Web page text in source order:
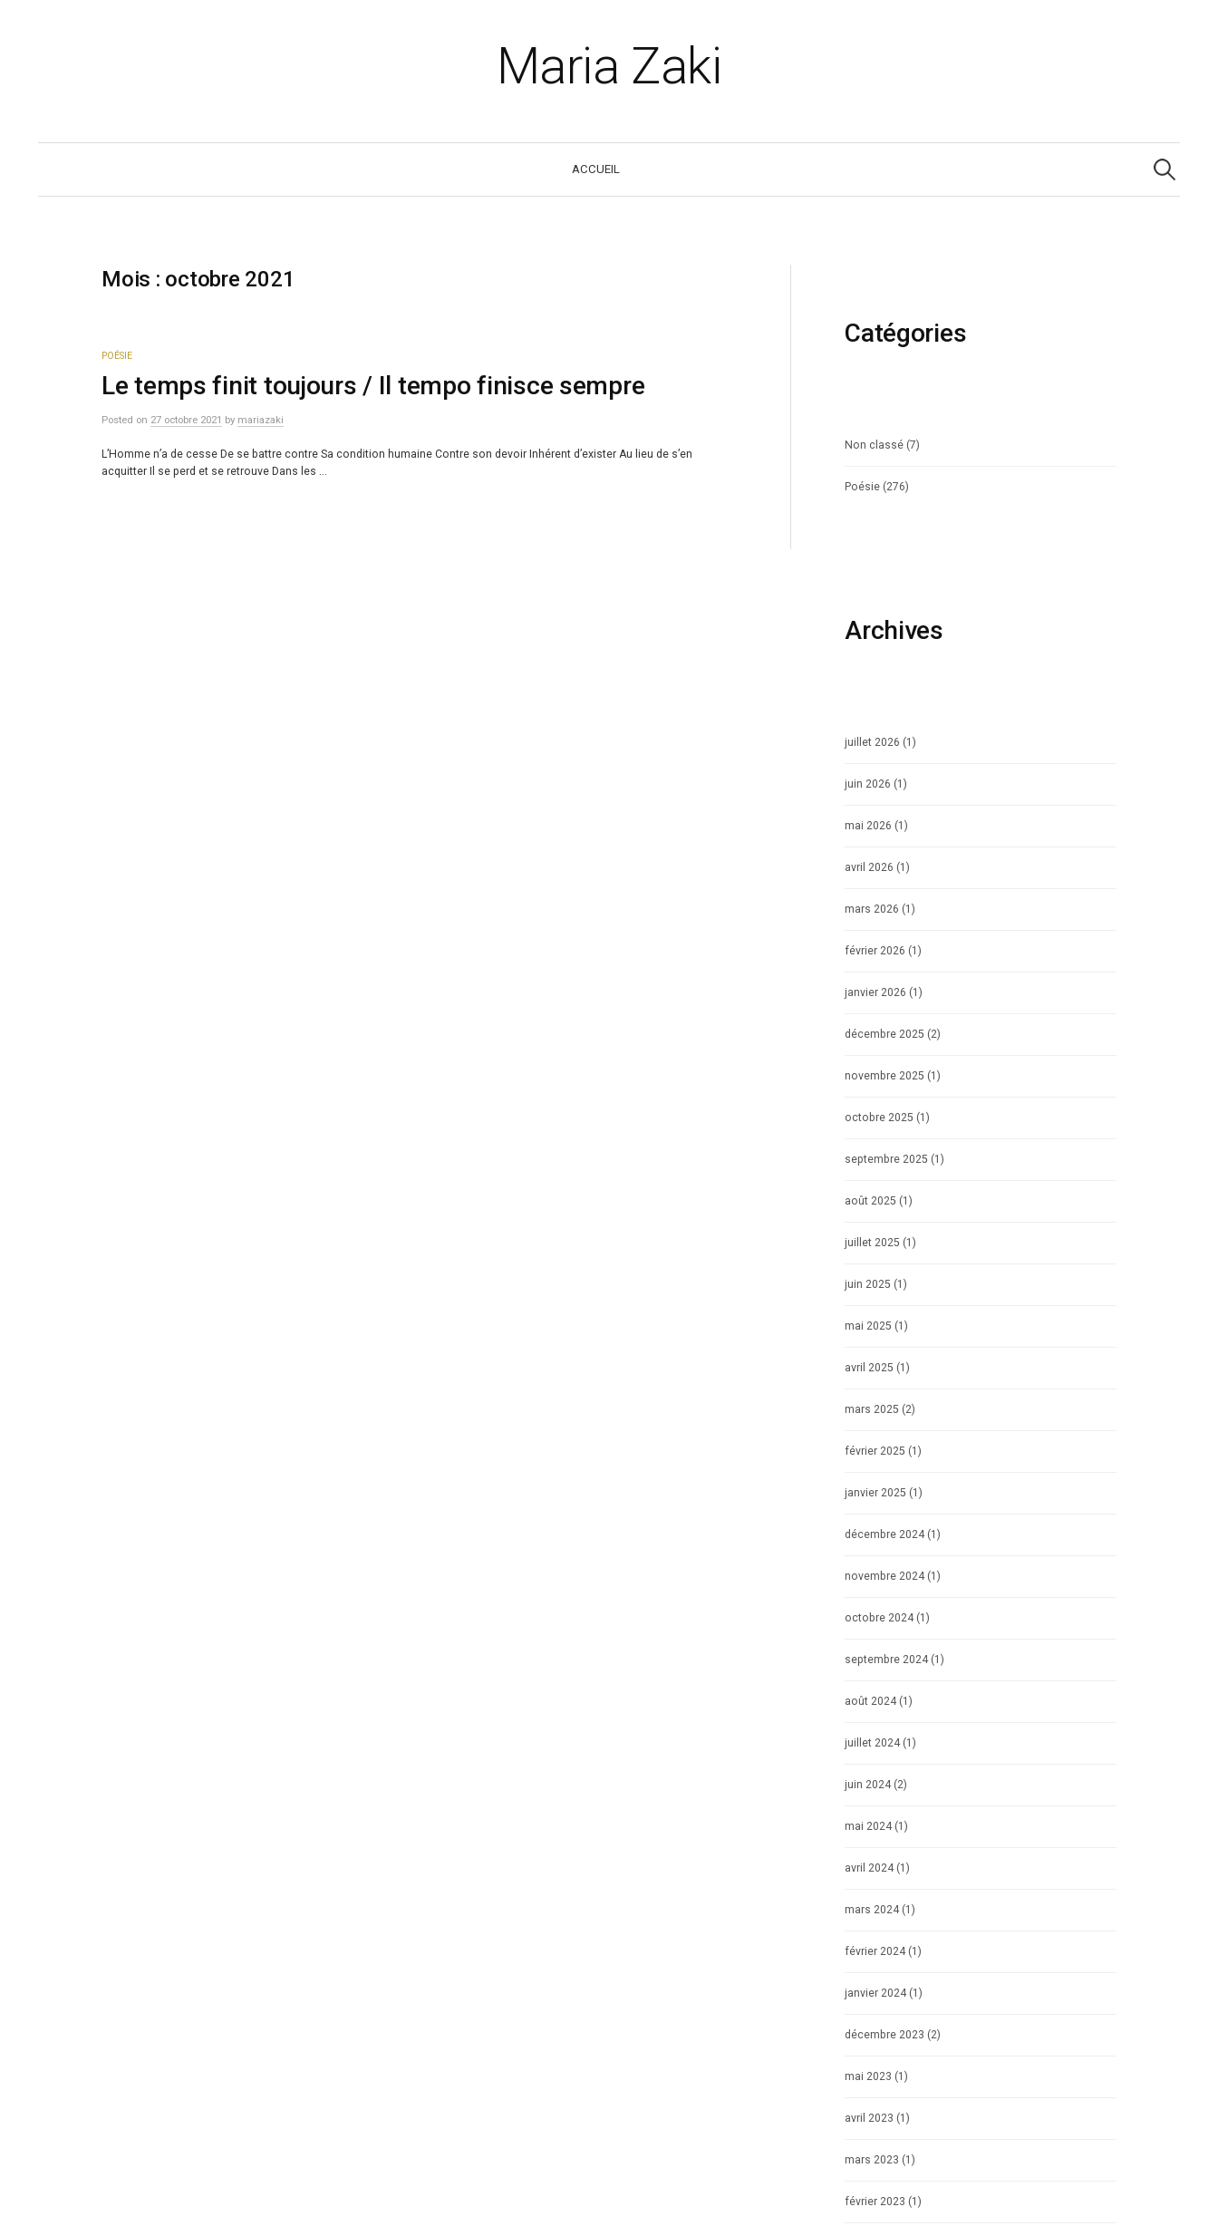
Maria Zaki
ACCUEIL
Mois : octobre 2021
POÉSIE
Le temps finit toujours / Il tempo finisce sempre
Posted on 27 octobre 2021 by mariazaki
L’Homme n’a de cesse De se battre contre Sa condition humaine Contre son devoir Inhérent d’exister Au lieu de s’en
acquitter Il se perd et se retrouve Dans les ...
Catégories
Non classé (7)
Poésie (276)
Archives
juillet 2026 (1)
juin 2026 (1)
mai 2026 (1)
avril 2026 (1)
mars 2026 (1)
février 2026 (1)
janvier 2026 (1)
décembre 2025 (2)
novembre 2025 (1)
octobre 2025 (1)
septembre 2025 (1)
août 2025 (1)
juillet 2025 (1)
juin 2025 (1)
mai 2025 (1)
avril 2025 (1)
mars 2025 (2)
février 2025 (1)
janvier 2025 (1)
décembre 2024(1)
novembre 2024(1)
octobre 2024(1)
septembre 2024(1)
août 2024(1)
juillet 2024(1)
juin 2024(2)
mai 2024(1)
avril 2024(1)
mars 2024(1)
février 2024(1)
janvier 2024(1)
décembre 2023 (2)
mai 2023 (1)
avril 2023 (1)
mars 2023 (1)
février 2023 (1)